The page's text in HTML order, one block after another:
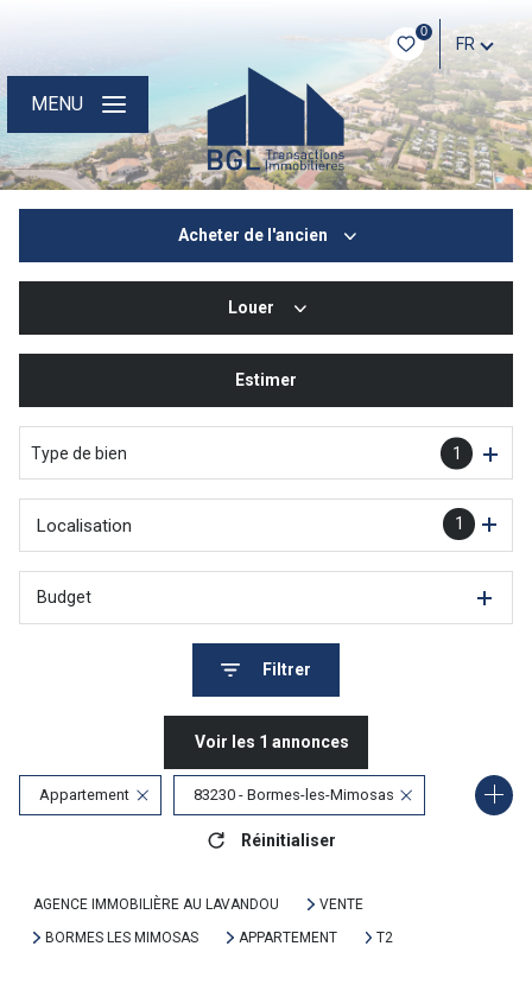
0
FR
MENU
Acheter de l'ancien
De l'immo pro
Louer
Estimer
Type de bien 1
1
Localisation
Budget
Filtrer
Voir les 1 annonces
Appartement 83230 - Bormes-les-Mimosas
Réinitialiser
AGENCE IMMOBILIÈRE AU LAVANDOU
VENTE
BORMES LES MIMOSAS
APPARTEMENT T2